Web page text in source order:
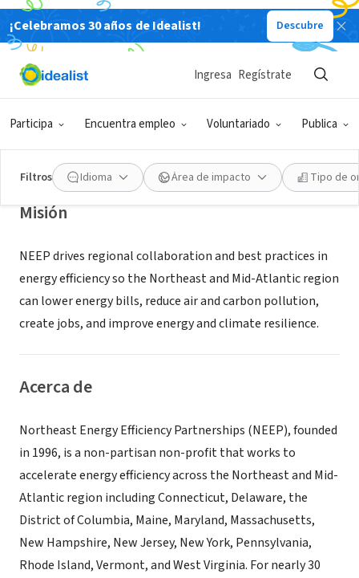
¡Celebramos 30 años de Idealist! Descubre
Participa Encuentra empleo Voluntariado Publica
Ingresa Regístrate
Filtros Idioma Área de impacto Tipo de
Northeast Energy Efficiency
Partnerships, Inc.
Boston, MA|www.neep.org
Misión
NEEP drives regional collaboration and best practices in
energy efficiency so the Northeast and Mid-Atlantic region
can lower energy bills, reduce air and carbon pollution,
create jobs, and improve energy and climate resilience.
Acerca de
Northeast Energy Efficiency Partnerships (NEEP), founded
in 1996, is a non-partisan non-profit that works to
accelerate energy efficiency across the Northeast and Mid-
Atlantic region including Connecticut, Delaware, the
District of Columbia, Maine, Maryland, Massachusetts,
New Hampshire, New Jersey, New York, Pennsylvania,
Rhode Island, Vermont, and West Virginia. For nearly 30